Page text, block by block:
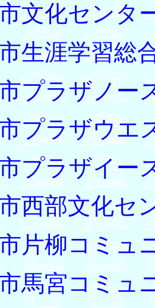
文化センタ
生涯学習総
プラザノー
プラザウエ
プラザイー
西部文化セ
片柳コミュ
馬宮コミュ